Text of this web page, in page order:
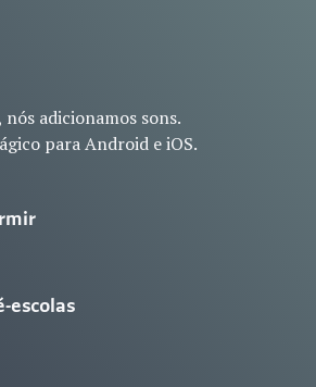
adicionamos sons.
para Android e iOS.
escolas